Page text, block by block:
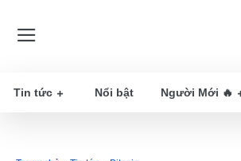
Tin tức Nổi bật Người Mới 🔥